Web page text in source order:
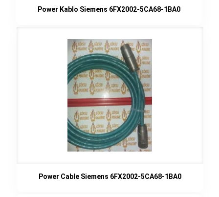
Power Kablo Siemens 6FX2002-5CA68-1BA0
Power Cable Siemens 6FX2002-5CA68-1BA0